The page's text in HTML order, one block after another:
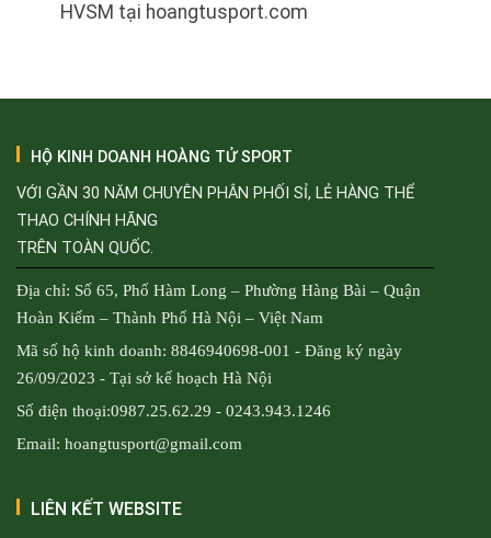
HVSM tại hoangtusport.com
HỘ KINH DOANH HOÀNG TỬ SPORT
VỚI GẦN 30 NĂM CHUYÊN PHÂN PHỐI SỈ, LẺ HÀNG THỂ
THAO CHÍNH HÃNG
TRÊN TOÀN QUỐC.
Địa chỉ: Số 65, Phố Hàm Long – Phường Hàng Bài – Quận
Hoàn Kiếm – Thành Phố Hà Nội – Việt Nam
Mã số hộ kinh doanh: 8846940698-001 - Đăng ký ngày
26/09/2023 - Tại sở kế hoạch Hà Nội
Số điện thoại:0987.25.62.29 - 0243.943.1246
Email: hoangtusport@gmail.com
LIÊN KẾT WEBSITE